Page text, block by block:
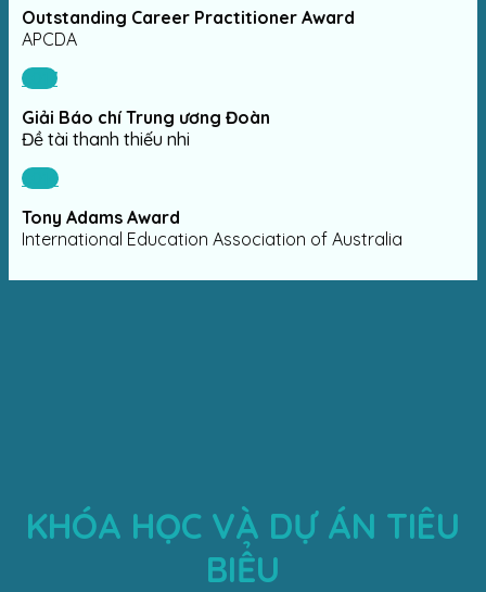
Outstanding Career Practitioner Award
APCDA
2017
Giải Báo chí Trung ương Đoàn
Đề tài thanh thiếu nhi
2014
Tony Adams Award
International Education Association of Australia
KHÓA HỌC VÀ DỰ ÁN TIÊU
BIỂU